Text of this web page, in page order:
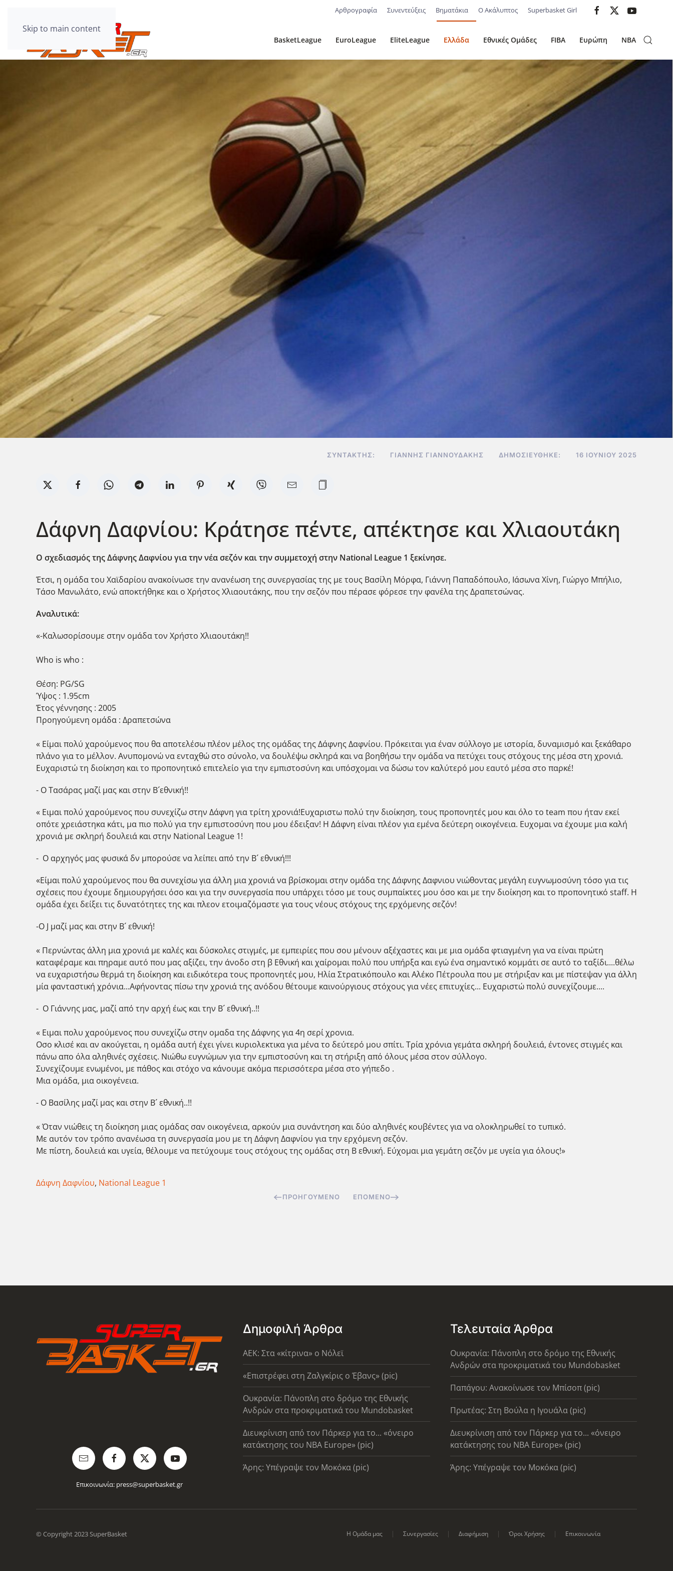
Skip to main content
Αρθρογραφία Συνεντεύξεις Βηματάκια Ο Ακάλυπτος Superbasket Girl
BasketLeague EuroLeague EliteLeague Ελλάδα Εθνικές Ομάδες FIBA Ευρώπη NBA
ΣΥΝΤΆΚΤΗΣ: ΓΙΆΝΝΗΣ ΓΙΑΝΝΟΥΔΆΚΗΣ ΔΗΜΟΣΙΕΎΘΗΚΕ: 16 ΙΟΥΝΊΟΥ 2025
Δάφνη Δαφνίου: Κράτησε πέντε, απέκτησε και Χλιαουτάκη
Ο σχεδιασμός της Δάφνης Δαφνίου για την νέα σεζόν και την συμμετοχή στην National League 1 ξεκίνησε.
Έτσι, η ομάδα του Χαϊδαρίου ανακοίνωσε την ανανέωση της συνεργασίας της με τους Βασίλη Μόρφα, Γιάννη Παπαδόπουλο, Ιάσωνα Χίνη, Γιώργο Μπήλιο,
Τάσο Μανωλάτο, ενώ αποκτήθηκε και ο Χρήστος Χλιαουτάκης, που την σεζόν που πέρασε φόρεσε την φανέλα της Δραπετσώνας.
Αναλυτικά:
«-Καλωσορίσουμε στην ομάδα τον Χρήστο Χλιαουτάκη!!
Who is who :
Θέση: PG/SG
Ύψος : 1.95cm
Έτος γέννησης : 2005
Προηγούμενη ομάδα : Δραπετσώνα
« Είμαι πολύ χαρούμενος που θα αποτελέσω πλέον μέλος της ομάδας της Δάφνης Δαφνίου. Πρόκειται για έναν σύλλογο με ιστορία, δυναμισμό και ξεκάθαρο
πλάνο για το μέλλον. Ανυπομονώ να ενταχθώ στο σύνολο, να δουλέψω σκληρά και να βοηθήσω την ομάδα να πετύχει τους στόχους της μέσα στη χρονιά.
Ευχαριστώ τη διοίκηση και το προπονητικό επιτελείο για την εμπιστοσύνη και υπόσχομαι να δώσω τον καλύτερό μου εαυτό μέσα στο παρκέ!
- Ο Τασάρας μαζί μας και στην Β´εθνική!!
« Ειμαι πολύ χαρούμενος που συνεχίζω στην Δάφνη για τρίτη χρονιά!Ευχαριστω πολύ την διοίκηση, τους προπονητές μου και όλο το team που ήταν εκεί
οπότε χρειάστηκα κάτι, μα πιο πολύ για την εμπιστοσύνη που μου έδειξαν! Η Δάφνη είναι πλέον για εμένα δεύτερη οικογένεια. Ευχομαι να έχουμε μια καλή
χρονιά με σκληρή δουλειά και στην National League 1!
- Ο αρχηγός μας φυσικά δν μπορούσε να λείπει από την Β´ εθνική!!!
«Είμαι πολύ χαρούμενος που θα συνεχίσω για άλλη μια χρονιά να βρίσκομαι στην ομάδα της Δάφνης Δαφνιου νιώθοντας μεγάλη ευγνωμοσύνη τόσο για τις
σχέσεις που έχουμε δημιουργήσει όσο και για την συνεργασία που υπάρχει τόσο με τους συμπαίκτες μου όσο και με την διοίκηση και το προπονητικό staff. Η
ομάδα έχει δείξει τις δυνατότητες της και πλεον ετοιμαζόμαστε για τους νέους στόχους της ερχόμενης σεζόν!
-Ο J μαζί μας και στην Β´ εθνική!
« Περνώντας άλλη μια χρονιά με καλές και δύσκολες στιγμές, με εμπειρίες που σου μένουν αξέχαστες και με μια ομάδα φτιαγμένη για να είναι πρώτη
καταφέραμε και πηραμε αυτό που μας αξίζει, την άνοδο στη β Εθνική και χαίρομαι πολύ που υπήρξα και εγώ ένα σημαντικό κομμάτι σε αυτό το ταξίδι....θέλω
να ευχαριστήσω θερμά τη διοίκηση και ειδικότερα τους προπονητές μου, Ηλία Στρατικόπουλο και Αλέκο Πέτρουλα που με στήριξαν και με πίστεψαν για άλλη
μία φανταστική χρόνια...Αφήνοντας πίσω την χρονιά της ανόδου θέτουμε καινούργιους στόχους για νέες επιτυχίες... Ευχαριστώ πολύ συνεχίζουμε....
- Ο Γιάννης μας, μαζί από την αρχή έως και την Β´ εθνική..!!
« Ειμαι πολυ χαρούμενος που συνεχίζω στην ομαδα της Δάφνης για 4η σερί χρονια.
Οσο κλισέ και αν ακούγεται, η ομάδα αυτή έχει γίνει κυριολεκτικα για μένα το δεύτερό μου σπίτι. Τρία χρόνια γεμάτα σκληρή δουλειά, έντονες στιγμές και
πάνω απο όλα αληθινές σχέσεις. Νιώθω ευγνώμων για την εμπιστοσύνη και τη στήριξη από όλους μέσα στον σύλλογο.
Συνεχίζουμε ενωμένοι, με πάθος και στόχο να κάνουμε ακόμα περισσότερα μέσα στο γήπεδο .
Μια ομάδα, μια οικογένεια.
- Ο Βασίλης μαζί μας και στην Β´ εθνική..!!
« Όταν νιώθεις τη διοίκηση μιας ομάδας σαν οικογένεια, αρκούν μια συνάντηση και δύο αληθινές κουβέντες για να ολοκληρωθεί το τυπικό.
Με αυτόν τον τρόπο ανανέωσα τη συνεργασία μου με τη Δάφνη Δαφνίου για την ερχόμενη σεζόν.
Με πίστη, δουλειά και υγεία, θέλουμε να πετύχουμε τους στόχους της ομάδας στη Β εθνική. Εύχομαι μια γεμάτη σεζόν με υγεία για όλους!»
Δάφνη Δαφνίου, National League 1
ΠΡΟΗΓΟΎΜΕΝΟ ΕΠΌΜΕΝΟ
Επικοινωνία: press@superbasket.gr
Δημοφιλή Άρθρα
AEK: Στα «κίτρινα» ο Νόλεϊ
«Επιστρέφει στη Ζαλγκίρις ο Έβανς» (pic)
Ουκρανία: Πάνοπλη στο δρόμο της Εθνικής
Ανδρών στα προκριματικά του Mundobasket
Διευκρίνιση από τον Πάρκερ για το... «όνειρο
κατάκτησης του ΝΒΑ Europe» (pic)
Άρης: Υπέγραψε τον Μοκόκα (pic)
Τελευταία Άρθρα
Ουκρανία: Πάνοπλη στο δρόμο της Εθνικής
Ανδρών στα προκριματικά του Mundobasket
Παπάγου: Ανακοίνωσε τον Μπίσοπ (pic)
Πρωτέας: Στη Βούλα η Ιγουάλα (pic)
Διευκρίνιση από τον Πάρκερ για το... «όνειρο
κατάκτησης του ΝΒΑ Europe» (pic)
Άρης: Υπέγραψε τον Μοκόκα (pic)
© Copyright 2023 SuperBasket Η Ομάδα μας Συνεργασίες Διαφήμιση Όροι Χρήσης Επικοινωνία